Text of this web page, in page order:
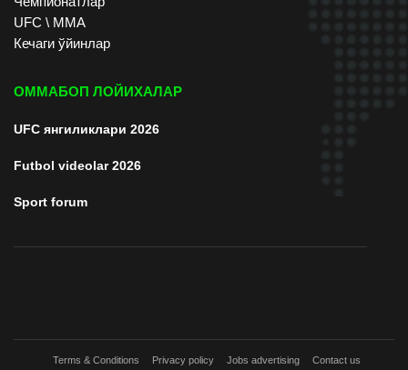
UFC \ ММА
Кечаги ўйинлар
ОММАБОП ЛОЙИХАЛАР
UFC янгиликлари 2026
Futbol videolar 2026
Sport forum
Terms & Conditions Privacy policy Jobs advertising Contact us